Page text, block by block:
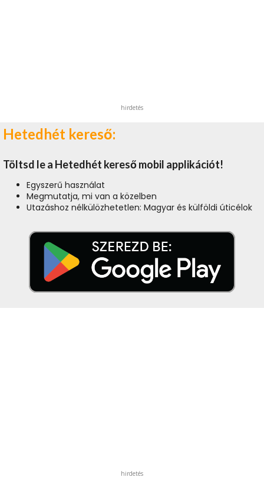
hirdetés
Hetedhét kereső:
Töltsd le a Hetedhét kereső mobil applikációt!
Egyszerű használat
Megmutatja, mi van a közelben
Utazáshoz nélkülözhetetlen: Magyar és külföldi úticélok
hirdetés